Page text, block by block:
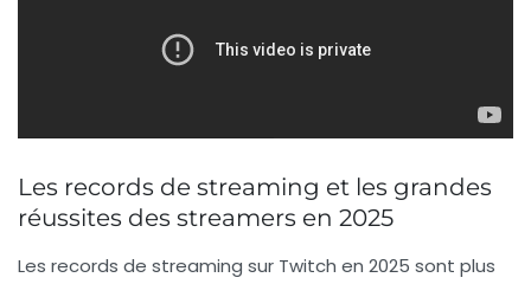
Les records de streaming et les grandes
réussites des streamers en 2025
Les records de streaming sur Twitch en 2025 sont plus